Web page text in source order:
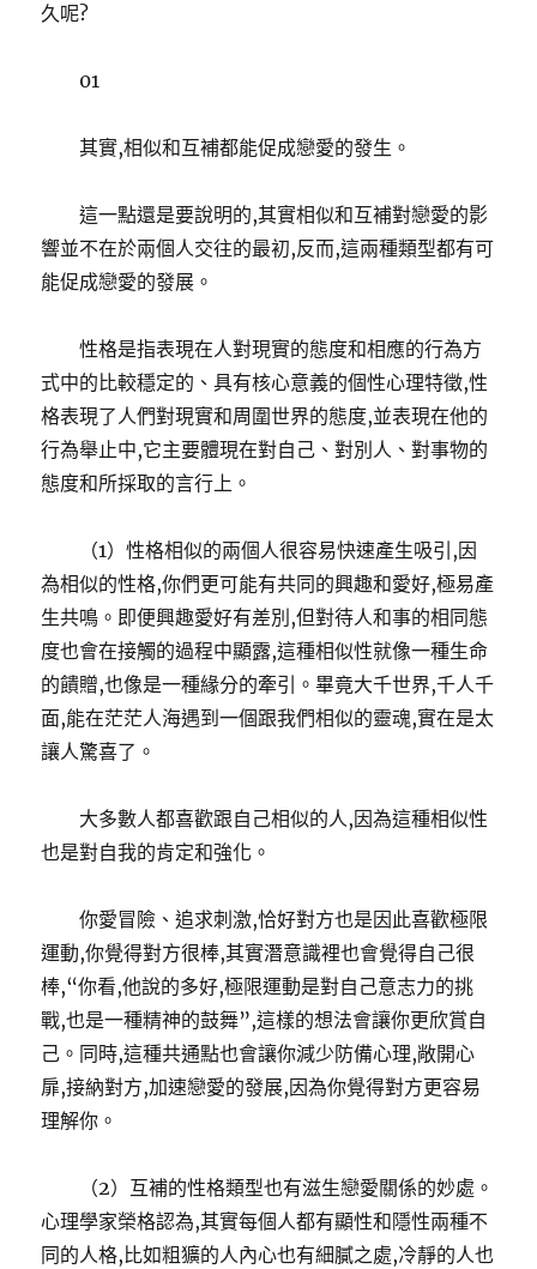
久呢?
01
其實,相似和互補都能促成戀愛的發生。
這一點還是要說明的,其實相似和互補對戀愛的影
響並不在於兩個人交往的最初,反而,這兩種類型都有可
能促成戀愛的發展。
性格是指表現在人對現實的態度和相應的行為方
式中的比較穩定的、具有核心意義的個性心理特徵,性
格表現了人們對現實和周圍世界的態度,並表現在他的
行為舉止中,它主要體現在對自己、對別人、對事物的
態度和所採取的言行上。
（1）性格相似的兩個人很容易快速產生吸引,因
為相似的性格,你們更可能有共同的興趣和愛好,極易產
生共鳴。即便興趣愛好有差別,但對待人和事的相同態
度也會在接觸的過程中顯露,這種相似性就像一種生命
的饋贈,也像是一種緣分的牽引。畢竟大千世界,千人千
面,能在茫茫人海遇到一個跟我們相似的靈魂,實在是太
讓人驚喜了。
大多數人都喜歡跟自己相似的人,因為這種相似性
也是對自我的肯定和強化。
你愛冒險、追求刺激,恰好對方也是因此喜歡極限
運動,你覺得對方很棒,其實潛意識裡也會覺得自己很
棒,“你看,他說的多好,極限運動是對自己意志力的挑
戰,也是一種精神的鼓舞”,這樣的想法會讓你更欣賞自
己。同時,這種共通點也會讓你減少防備心理,敞開心
扉,接納對方,加速戀愛的發展,因為你覺得對方更容易
理解你。
（2）互補的性格類型也有滋生戀愛關係的妙處。
心理學家榮格認為,其實每個人都有顯性和隱性兩種不
同的人格,比如粗獷的人內心也有細膩之處,冷靜的人也